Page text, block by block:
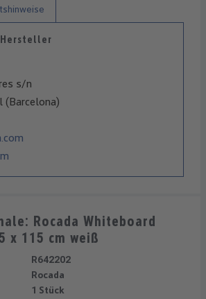
s/n
(Barcelona)
Rocada Whiteboard
x 115 cm weiß
R642202
Rocada
1 Stück